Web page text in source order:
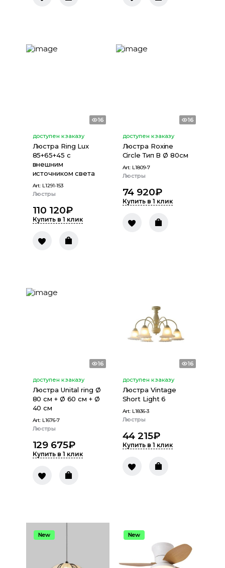
16
доступен к заказу
Люстра Ring Lux
85+65+45 с
внешним
источником света
Art: L1291-153
Люстры
110 120₽
Купить в 1 клик
16
доступен к заказу
Люстра Roxine
Circle Тип В Ø 80cм
Art: L1809-7
Люстры
74 920₽
Купить в 1 клик
16
доступен к заказу
Люстра Unital ring Ø
80 см + Ø 60 см + Ø
40 см
Art: L1676-7
Люстры
129 675₽
Купить в 1 клик
16
доступен к заказу
Люстра Vintage
Short Light 6
Art: L1836-3
Люстры
44 215₽
Купить в 1 клик
New New